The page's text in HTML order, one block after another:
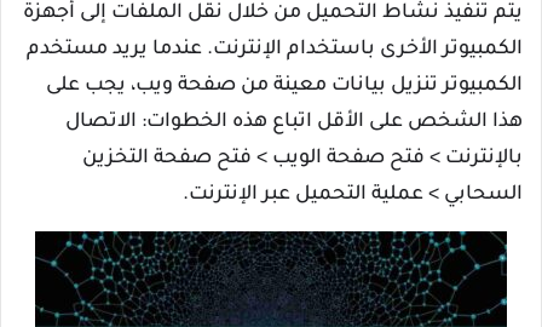
يتم تنفيذ نشاط التحميل من خلال نقل الملفات إلى أجهزة
الكمبيوتر الأخرى باستخدام الإنترنت. عندما يريد مستخدم
الكمبيوتر تنزيل بيانات معينة من صفحة ويب، يجب على
هذا الشخص على الأقل اتباع هذه الخطوات: الاتصال
بالإنترنت > فتح صفحة الويب > فتح صفحة التخزين
السحابي > عملية التحميل عبر الإنترنت.